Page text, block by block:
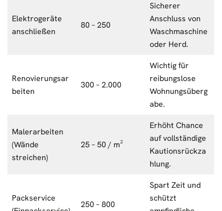
Elektrogeräte
anschließen
80 – 250
Sicherer
Anschluss von
Waschmaschine
oder Herd.
Renovierungsar
beiten
300 – 2.000
Wichtig für
reibungslose
Wohnungsüberg
abe.
Malerarbeiten
(Wände
streichen)
25 – 50 / m²
Erhöht Chance
auf vollständige
Kautionsrückza
hlung.
Packservice
250 – 800
Spart Zeit und
schützt